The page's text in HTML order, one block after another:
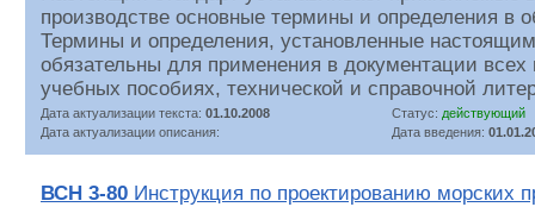
производстве основные термины и определения в
Термины и определения, установленные
обязательны для применения в документации всех
учебных пособиях, технической и справочной
Дата актуализации текста: 01.10.2008 Статус: действующий
Дата актуализации описания:
Дата введения:
ВСН 3-80 Инструкция по проектированию морских